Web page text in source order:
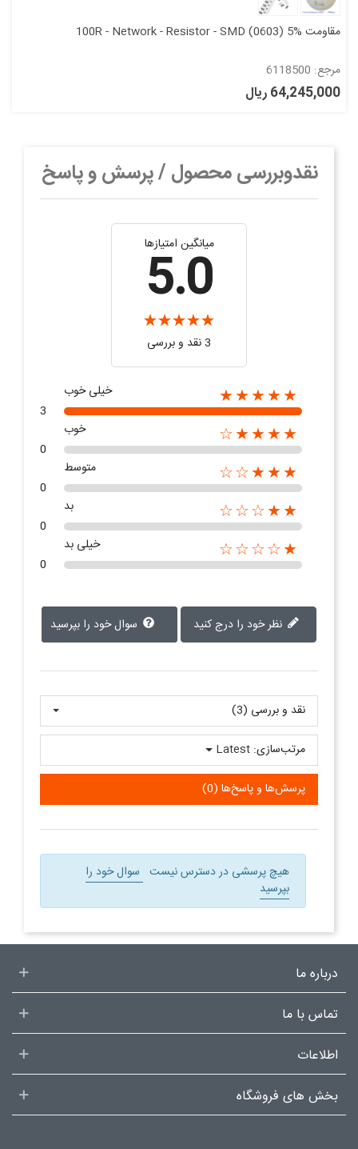
مقاومت 100R - Network - Resistor - SMD (0603) 5%
مرجع: 6118500
64,245,000 ریال
نقدوبررسی محصول / پرسش و پاسخ
میانگین امتیازها
5.0
3 نقد و بررسی‌‌
★★★★★
خیلی خوب
3
★★★★☆
خوب
0
★★★☆☆
متوسط
0
★★☆☆☆
بد
0
★☆☆☆☆
خیلی بد
0
سوال خود را بپرسید
نقد و بررسی‌‌ (3)
پرسش‌ها و پاسخ‌ها (0)
مرتب‌سازی: Latest
هیچ پرسشی در دسترس نیست سوال خود را
بپرسید
درباره ما
تماس با ما
اطلاعات
بخش های فروشگاه